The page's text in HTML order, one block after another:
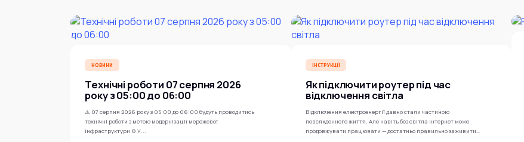
НОВИНИ
Технічні роботи 07 серпня 2026
року з 05:00 до 06:00
⚠️ 07 серпня 2026 року з 05:00 до 06:00 будуть проводитись
технічні роботи з метою модернізації мережевої
інфраструктури ⚙️ У...
ІНСТРУКЦІЇ
Як підключити роутер під час
відключення світла
Відключення електроенергії давно стали частиною
повсякденного життя. Але навіть без світла інтернет може
продовжувати працювати — достатньо правильно заживити